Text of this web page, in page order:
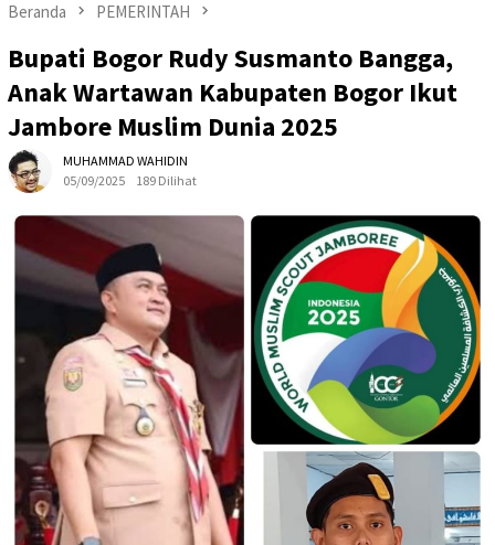
Beranda PEMERINTAH
Bupati Bogor Rudy Susmanto Bangga,
Anak Wartawan Kabupaten Bogor Ikut
Jambore Muslim Dunia 2025
MUHAMMAD WAHIDIN
05/09/2025
189 Dilihat